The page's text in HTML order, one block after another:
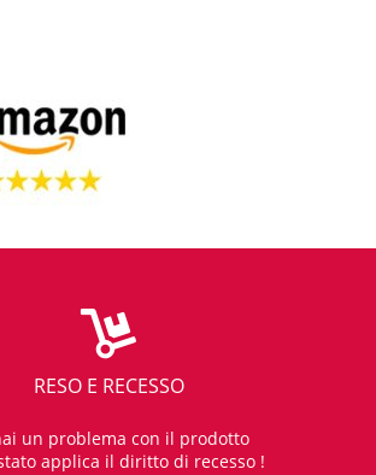
RESO E RECESSO
un problema con il prodotto
applica il diritto di recesso !